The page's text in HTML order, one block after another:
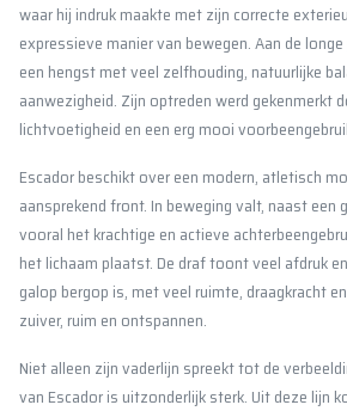
waar hij indruk maakte met zijn correcte
expressieve manier van bewegen. Aan de
een hengst met veel zelfhouding, natuurlijke
aanwezigheid. Zijn optreden werd gekenmerkt
lichtvoetigheid en een erg mooi
Escador beschikt over een modern, atletisch
aansprekend front. In beweging valt, naast een
vooral het krachtige en actieve
het lichaam plaatst. De draf toont veel afdruk
galop bergop is, met veel ruimte, draagkracht
zuiver, ruim en ontspannen.
Niet alleen zijn vaderlijn spreekt tot de
van Escador is uitzonderlijk sterk. Uit deze lijn